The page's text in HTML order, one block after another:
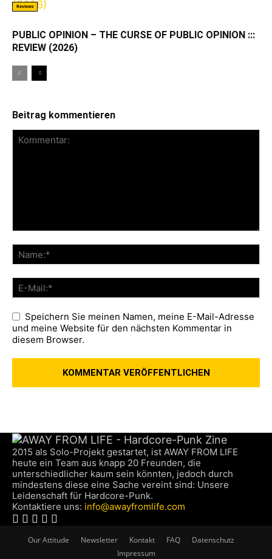
Reviews
PUBLIC OPINION – THE CURSE OF PUBLIC OPINION :::
REVIEW (2026)
Beitrag kommentieren
Speichern Sie meinen Namen, meine E-Mail-Adresse
und meine Website für den nächsten Kommentar in
diesem Browser.
2015 als Solo-Projekt gestartet, ist AWAY FROM LIFE
heute ein Team aus knapp 20 Freunden, die
unterschiedlicher kaum sein könnten, jedoch durch
mindestens diese eine Sache vereint sind: Unsere
Leidenschaft für Hardcore-Punk.
Kontaktiere uns: info@awayfromlife.com
Our Attitude Newsletter Kontakt FAQ
Datenschutz
Impressum